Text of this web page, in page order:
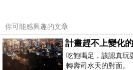
地方，都要我刷洗。
你可能感興趣的文章
吃飽喝足，該認真
轉壽司水天的對面